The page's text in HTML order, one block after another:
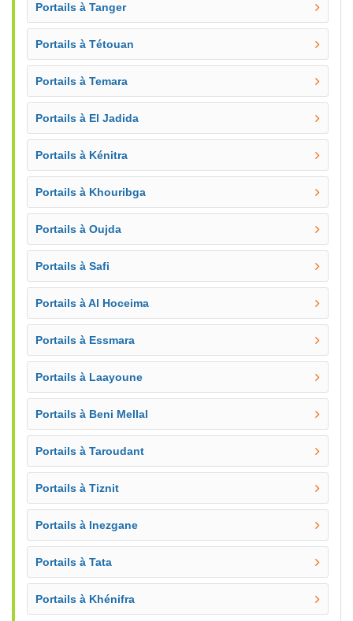
Portails à Tanger
Portails à Tétouan
Portails à Temara
Portails à El Jadida
Portails à Kénitra
Portails à Khouribga
Portails à Oujda
Portails à Safi
Portails à Al Hoceima
Portails à Essmara
Portails à Laayoune
Portails à Beni Mellal
Portails à Taroudant
Portails à Tiznit
Portails à Inezgane
Portails à Tata
Portails à Khénifra